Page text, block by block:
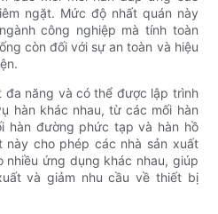
ngặt. Mức độ nhất quán này
công nghiệp mà tính toàn
còn đối với sự an toàn và hiệu
đa năng và có thể được lập trình
hàn khác nhau, từ các mối hàn
hàn đường phức tạp và hàn hồ
này cho phép các nhà sản xuất
nhiều ứng dụng khác nhau, giúp
và giảm nhu cầu về thiết bị